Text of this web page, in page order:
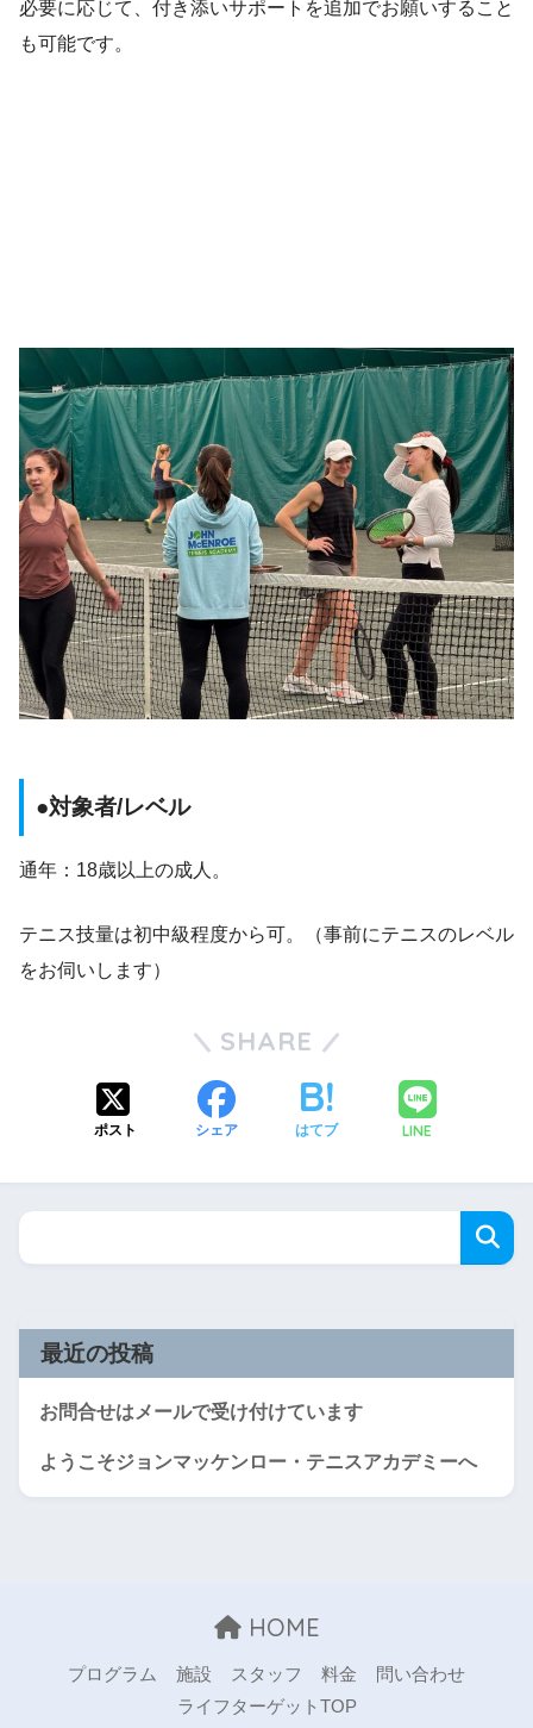
必要に応じて、付き添いサポートを追加でお願いすること
も可能です。
●対象者/レベル
通年：18歳以上の成人。
テニス技量は初中級程度から可。（事前にテニスのレベル
をお伺いします）
SHARE
ポスト シェア はてブ LINE
最近の投稿
お問合せはメールで受け付けています
ようこそジョンマッケンロー・テニスアカデミーへ
HOME
プログラム 施設 スタッフ 料金
問い合わせ
ライフターゲットTOP